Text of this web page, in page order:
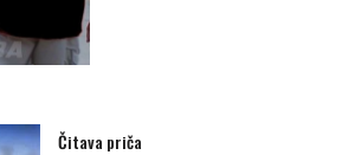
Čitava priča